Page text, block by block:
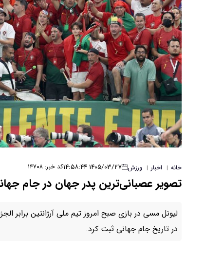
خانه | اخبار | ورزش ۱۴۰۵/۰۳/۲۷ ۱۴:۵۸:۴۴ کد خبر: ۱۴۷۰۸
تصویر عصبانی‌ترین پدر جهان در جام
لیونل مسی در بازی صبح امروز تیم ملی آرژانتین برابر
در تاریخ جام جهانی ثبت کرد.